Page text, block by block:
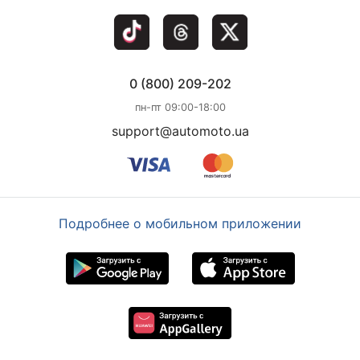
0 (800) 209-202
пн-пт 09:00-18:00
support@automoto.ua
Подробнее о мобильном приложении